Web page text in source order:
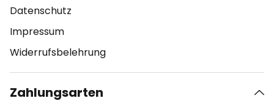
Datenschutz
Impressum
Widerrufsbelehrung
Zahlungsarten